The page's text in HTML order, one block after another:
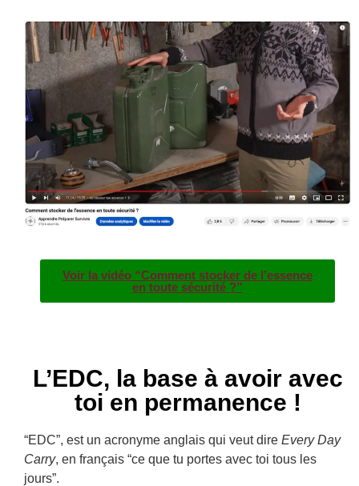
Voir la vidéo “Comment stocker de l’essence
en toute sécurité ?”
L’EDC, la base à avoir avec
toi en permanence !
“EDC”, est un acronyme anglais qui veut dire Every Day
Carry, en français “ce que tu portes avec toi tous les
jours”.